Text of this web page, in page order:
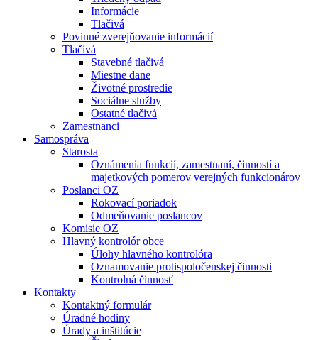
Informácie
Tlačivá
Povinné zverejňovanie informácií
Tlačivá
Stavebné tlačivá
Miestne dane
Životné prostredie
Sociálne služby
Ostatné tlačivá
Zamestnanci
Samospráva
Starosta
Oznámenia funkcií, zamestnaní, činností a
majetkových pomerov verejných funkcionárov
Poslanci OZ
Rokovací poriadok
Odmeňovanie poslancov
Komisie OZ
Hlavný kontrolór obce
Úlohy hlavného kontrolóra
Oznamovanie protispoločenskej činnosti
Kontrolná činnosť
Kontakty
Kontaktný formulár
Úradné hodiny
Úrady a inštitúcie